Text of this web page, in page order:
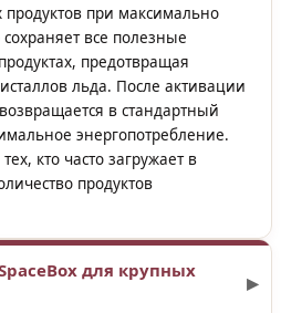
при максимально
все полезные
предотвращая
льда. После активации
в стандартный
энергопотребление.
кто часто загружает в
продуктов
для крупных